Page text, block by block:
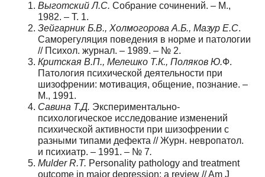
Выготский Л.С. Собрание сочинений. – М.,
1982. – Т. 1.
Зейгарник Б.В., Холмогорова А.Б., Мазур Е.С.
Саморегуляция поведения в норме и патологии
// Психол. журнал. – 1989. – № 2.
Критская В.П., Мелешко Т.К., Поляков Ю.Ф.
Патология психической деятельности при
шизофрении: мотивация, общение, познание. –
М., 1991.
Савина Т.Д. Экспериментально-
психологическое исследование изменений
психической активности при шизофрении с
разными типами дефекта // Журн. невропатол.
и психиатр. – 1991. – № 7.
Mulder R.T. Personality pathology and treatment
outcome in major depression: a review // Am J